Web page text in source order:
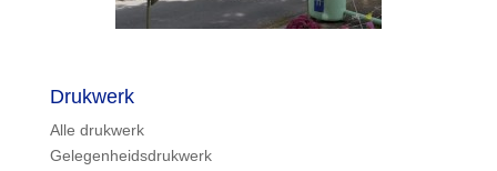
Drukwerk
Alle drukwerk
Gelegenheidsdrukwerk